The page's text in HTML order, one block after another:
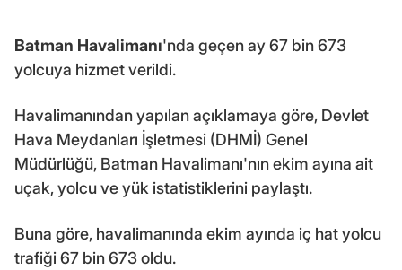
Batman Havalimanı'nda geçen ay 67 bin 673
yolcuya hizmet verildi.
Havalimanından yapılan açıklamaya göre, Devlet
Hava Meydanları İşletmesi (DHMİ) Genel
Müdürlüğü, Batman Havalimanı'nın ekim ayına ait
uçak, yolcu ve yük istatistiklerini paylaştı.
Buna göre, havalimanında ekim ayında iç hat yolcu
trafiği 67 bin 673 oldu.